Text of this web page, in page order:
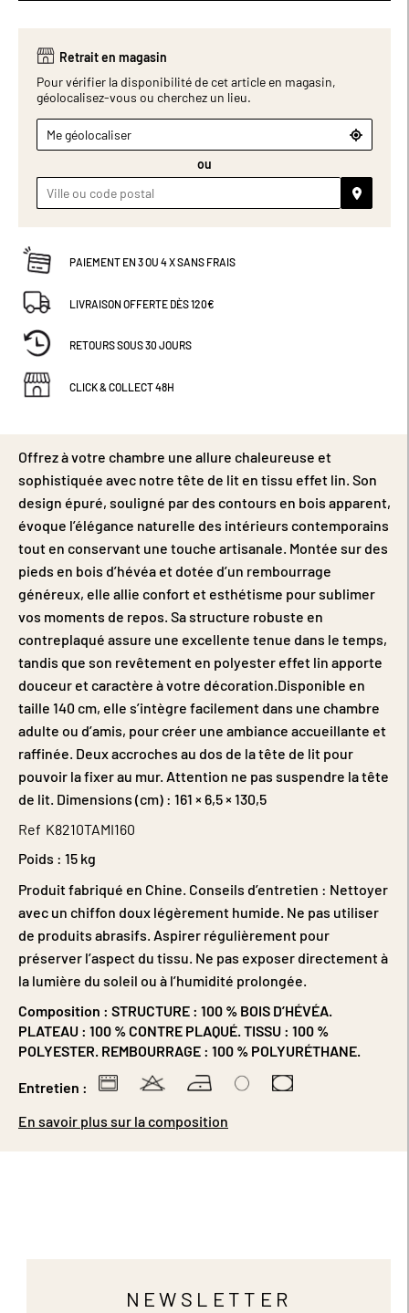
Retrait en magasin
Pour vérifier la disponibilité de cet article en magasin,
géolocalisez-vous ou cherchez un lieu.
Me géolocaliser
ou
PAIEMENT EN 3 OU 4 X SANS FRAIS
LIVRAISON OFFERTE DÈS 120€
RETOURS SOUS 30 JOURS
CLICK & COLLECT 48H
Offrez à votre chambre une allure chaleureuse et
sophistiquée avec notre tête de lit en tissu effet lin. Son
design épuré, souligné par des contours en bois apparent,
évoque l’élégance naturelle des intérieurs contemporains
tout en conservant une touche artisanale. Montée sur des
pieds en bois d’hévéa et dotée d’un rembourrage
généreux, elle allie confort et esthétisme pour sublimer
vos moments de repos. Sa structure robuste en
contreplaqué assure une excellente tenue dans le temps,
tandis que son revêtement en polyester effet lin apporte
douceur et caractère à votre décoration.Disponible en
taille 140 cm, elle s’intègre facilement dans une chambre
adulte ou d’amis, pour créer une ambiance accueillante et
raffinée. Deux accroches au dos de la tête de lit pour
pouvoir la fixer au mur. Attention ne pas suspendre la tête
de lit. Dimensions (cm) : 161 × 6,5 × 130,5
Ref K8210TAMI160
Poids : 15 kg
Produit fabriqué en Chine. Conseils d’entretien : Nettoyer
avec un chiffon doux légèrement humide. Ne pas utiliser
de produits abrasifs. Aspirer régulièrement pour
préserver l’aspect du tissu. Ne pas exposer directement à
la lumière du soleil ou à l’humidité prolongée.
Composition : STRUCTURE : 100 % BOIS D’HÉVÉA.
PLATEAU : 100 % CONTRE PLAQUÉ. TISSU : 100 %
POLYESTER. REMBOURRAGE : 100 % POLYURÉTHANE.
Entretien :
En savoir plus sur la composition
NEWSLETTER